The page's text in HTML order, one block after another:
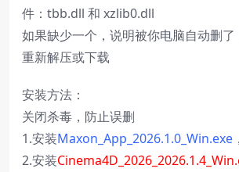
件：tbb.dll 和 xzlib0.dll
如果缺少一个，说明被你电脑自动删
重新解压或下载
安装方法：
关闭杀毒，防止误删
1.安装Maxon_App_2026.1.0_Win.exe
2.安装